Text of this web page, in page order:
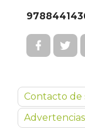
Contacto de